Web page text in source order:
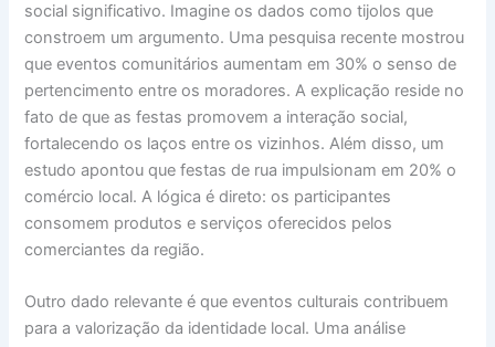
social significativo. Imagine os dados como tijolos que
constroem um argumento. Uma pesquisa recente mostrou
que eventos comunitários aumentam em 30% o senso de
pertencimento entre os moradores. A explicação reside no
fato de que as festas promovem a interação social,
fortalecendo os laços entre os vizinhos. Além disso, um
estudo apontou que festas de rua impulsionam em 20% o
comércio local. A lógica é direto: os participantes
consomem produtos e serviços oferecidos pelos
comerciantes da região.
Outro dado relevante é que eventos culturais contribuem
para a valorização da identidade local. Uma análise